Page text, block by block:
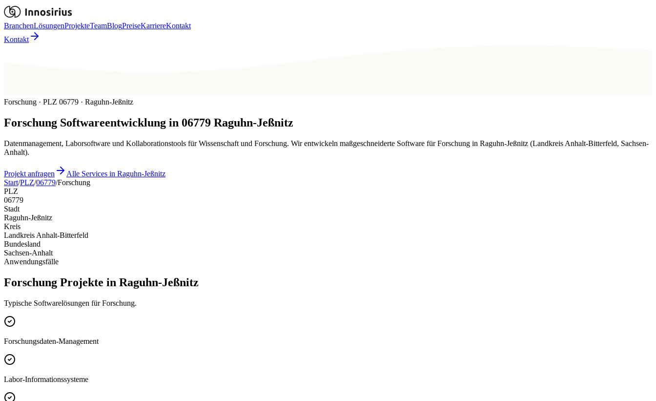
BranchenLösungenProjekteTeamBlogPreiseKarriereKontakt
Kontakt
Forschung · PLZ 06779 · Raguhn-Jeßnitz
Forschung Softwareentwicklung in 06779 Raguhn-Jeßnitz
Datenmanagement, Laborsoftware und Kollaborationstools für Wissenschaft und Forschung. Wir entwickeln maßgeschneiderte Software für Forschung in Raguhn-Jeßnitz (Landkreis Anhalt-Bitterfeld, Sachsen-
Anhalt).
Projekt anfragen
Alle Services in Raguhn-Jeßnitz
Start/PLZ/06779/Forschung
PLZ
06779
Stadt
Raguhn-Jeßnitz
Kreis
Landkreis Anhalt-Bitterfeld
Bundesland
Sachsen-Anhalt
Anwendungsfälle
Forschung Projekte in Raguhn-Jeßnitz
Typische Softwarelösungen für Forschung.
Forschungsdaten-Management
Labor-Informationssysteme